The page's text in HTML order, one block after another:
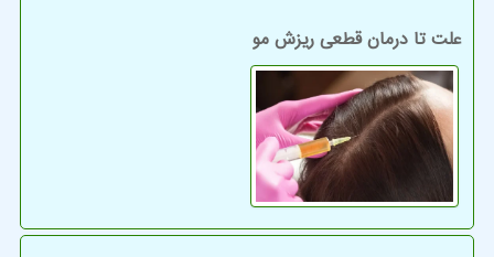
علت تا درمان قطعی ریزش مو